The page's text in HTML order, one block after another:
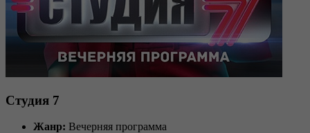
Студия 7
Жанр: Вечерняя программа